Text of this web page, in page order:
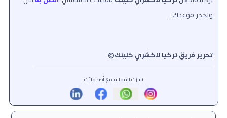
واحجز موعدك ..
تحرير فريق تركيا لاكشري كلينك©
شارك المقالة مع أصدقائك